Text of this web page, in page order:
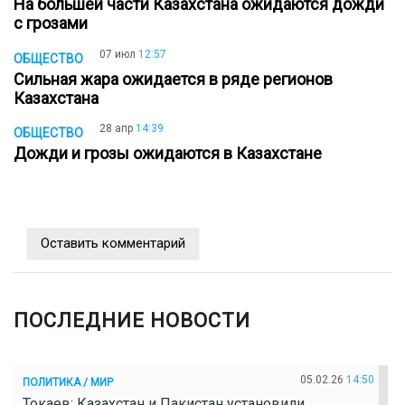
На большей части Казахстана ожидаются дожди
c грозами
ОБЩЕСТВО 07 июл 12:57
Сильная жара ожидается в ряде регионов
Казахстана
ОБЩЕСТВО 28 апр 14:39
Дожди и грозы ожидаются в Казахстане
Оставить комментарий
ПОСЛЕДНИЕ НОВОСТИ
ПОЛИТИКА / МИР 05.02.26 14:50